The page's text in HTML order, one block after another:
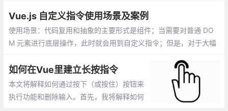
都将会触发一个警告。
Vue.js 自定义指令使用场景及案例
使用场景：代码复用和抽象的主要形式是组件；当需要对普通 DO
M 元素进行底层操作，此时就会用到自定义指令；但是，对于大幅
如何在Vue里建立长按指令
本文将解释如何通过按下（或按住）按钮来
执行功能和删除输入。首先，我将解释如何